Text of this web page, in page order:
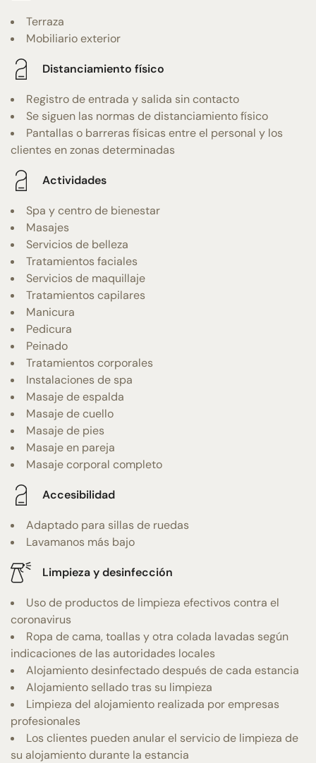
Terraza
Mobiliario exterior
Distanciamiento físico
Registro de entrada y salida sin contacto
Se siguen las normas de distanciamiento físico
Pantallas o barreras físicas entre el personal y los
clientes en zonas determinadas
Actividades
Spa y centro de bienestar
Masajes
Servicios de belleza
Tratamientos faciales
Servicios de maquillaje
Tratamientos capilares
Manicura
Pedicura
Peinado
Tratamientos corporales
Instalaciones de spa
Masaje de espalda
Masaje de cuello
Masaje de pies
Masaje en pareja
Masaje corporal completo
Accesibilidad
Adaptado para sillas de ruedas
Lavamanos más bajo
Limpieza y desinfección
Uso de productos de limpieza efectivos contra el
coronavirus
Ropa de cama, toallas y otra colada lavadas según
indicaciones de las autoridades locales
Alojamiento desinfectado después de cada estancia
Alojamiento sellado tras su limpieza
Limpieza del alojamiento realizada por empresas
profesionales
Los clientes pueden anular el servicio de limpieza de
su alojamiento durante la estancia